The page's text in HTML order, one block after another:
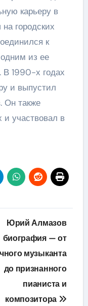
карьеру в
городских
к
из ее
В 1990-х годах
и выпустил
Он также
и участвовал в
Юрий Алмазов
биография — от
музыканта
до признанного
пианиста и
композитора